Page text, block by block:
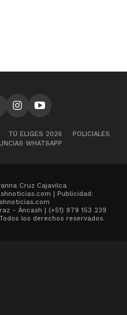
TÚ ELIGES 2026
POLICIALES
WHATSAPP
Cruz Cajavilca
| Publicidad:
- Áncash | (+51) 979 153 239
los derechos reservados.